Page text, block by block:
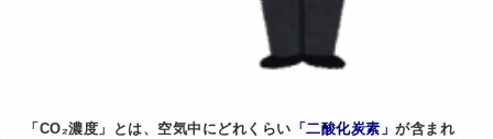
「CO₂濃度」とは、空気中にどれくらい 「二酸化炭素」が含まれ